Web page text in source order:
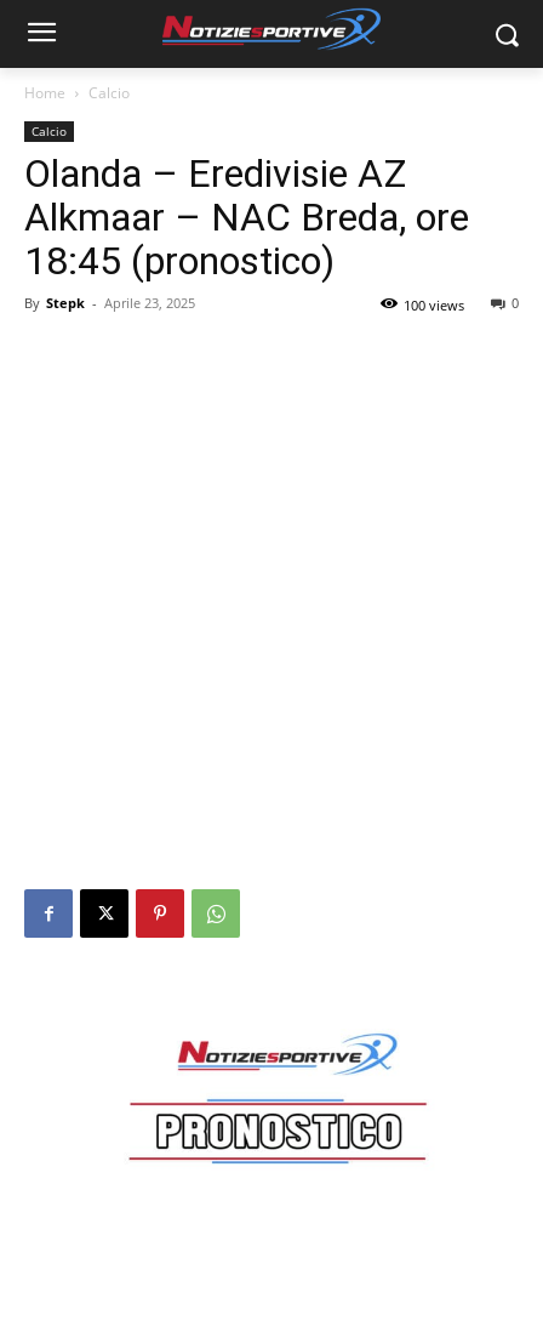
Home Calcio
Calcio
Olanda – Eredivisie AZ
Alkmaar – NAC Breda, ore
18:45 (pronostico)
By Stepk - Aprile 23, 2025 0
100 views